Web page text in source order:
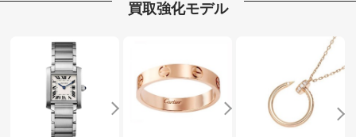
買取強化モデル